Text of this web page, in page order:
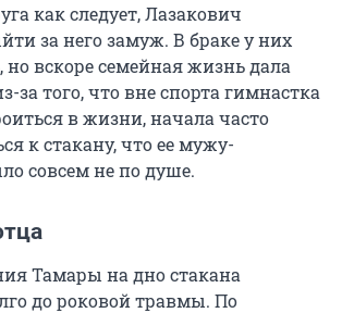
как следует, Лазакович
за него замуж. В браке у них
но вскоре семейная жизнь дала
за того, что вне спорта гимнастка
в жизни, начала часто
к стакану, что ее мужу-
совсем не по душе.
Тамары на дно стакана
до роковой травмы. По